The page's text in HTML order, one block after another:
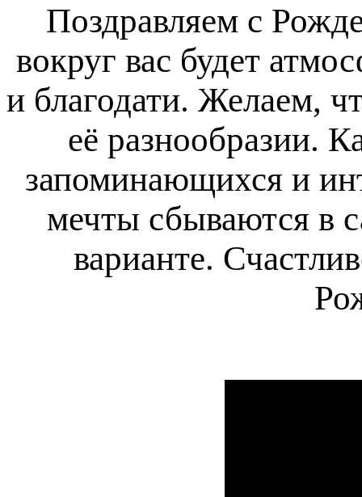
Поздравляем с
вокруг вас будет
и благодати. Желаем,
её разнообразии.
запоминающихся и
мечты сбываются в
варианте.